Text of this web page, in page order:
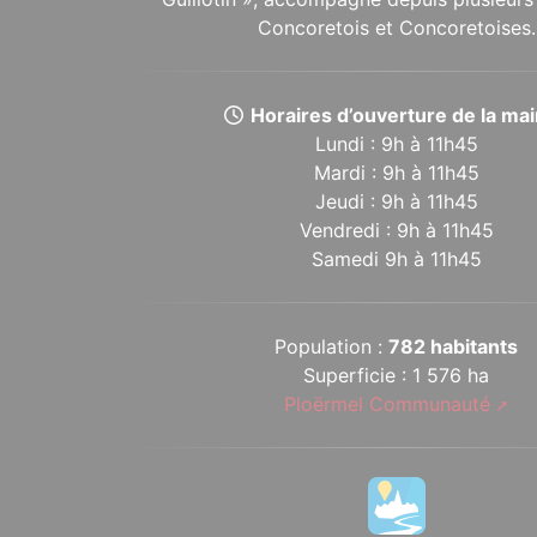
Concoretois et Concoretoises.
Horaires d’ouverture de la
Lundi : 9h à 11h45
Mardi : 9h à 11h45
Jeudi : 9h à 11h45
Vendredi : 9h à 11h45
Samedi 9h à 11h45
Population :782 habitants
Superficie : 1 576 ha
Ploërmel Communauté